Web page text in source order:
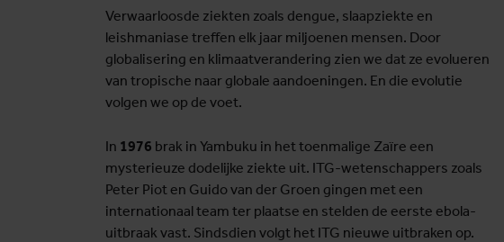
Verwaarloosde ziekten zoals dengue, slaapziekte en
leishmaniase treffen elk jaar miljoenen mensen. Door
globalisering en klimaatverandering zien we dat ze evolueren
van tropische naar globale aandoeningen. En die evolutie
volgen we op de voet.
In 1976 brak in Yambuku in het toenmalige Zaïre een
mysterieuze dodelijke ziekte uit. ITG-wetenschappers zoals
Peter Piot en Guido van der Groen gingen met een
internationaal team ter plaatse en stelden de eerste ebola-
uitbraak vast. Sindsdien volgt het ITG nieuwe uitbraken op.